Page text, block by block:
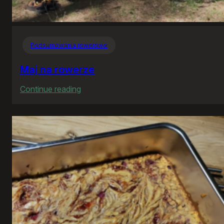
Podsumowania rowerowe
Maj na rowerze
Continue reading
na
rowerze